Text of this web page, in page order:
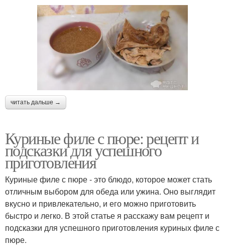
читать дальше →
Куриные филе с пюре: рецепт и
подсказки для успешного
приготовления
Куриные филе с пюре - это блюдо, которое может стать
отличным выбором для обеда или ужина. Оно выглядит
вкусно и привлекательно, и его можно приготовить
быстро и легко. В этой статье я расскажу вам рецепт и
подсказки для успешного приготовления куриных филе с
пюре.